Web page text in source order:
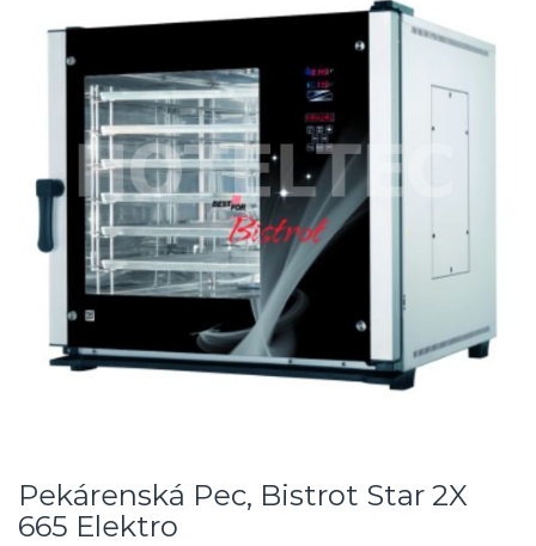
Pekárenská Pec, Bistrot Star 2X
665 Elektro